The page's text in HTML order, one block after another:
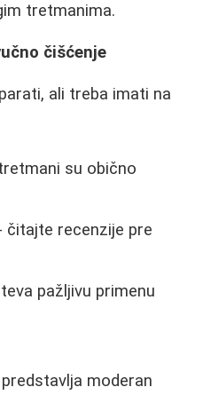
tretmanima.
čišćenje
ali treba imati na
su obično
čitajte recenzije pre
pažljivu primenu
moderan